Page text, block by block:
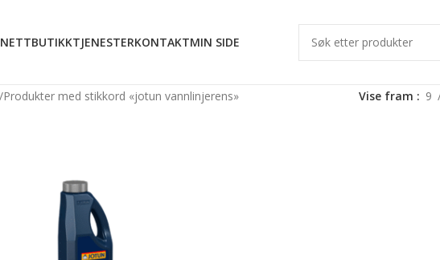
NETTBUTIKKTJENESTERKONTAKTMIN SIDE
Produkter med stikkord «jotun vannlinjerens» Vise fram 9